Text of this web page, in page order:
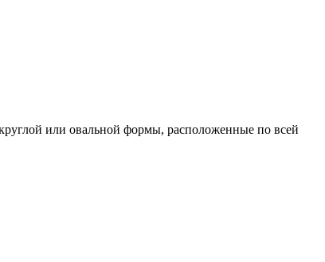
или овальной формы, расположенные по всей